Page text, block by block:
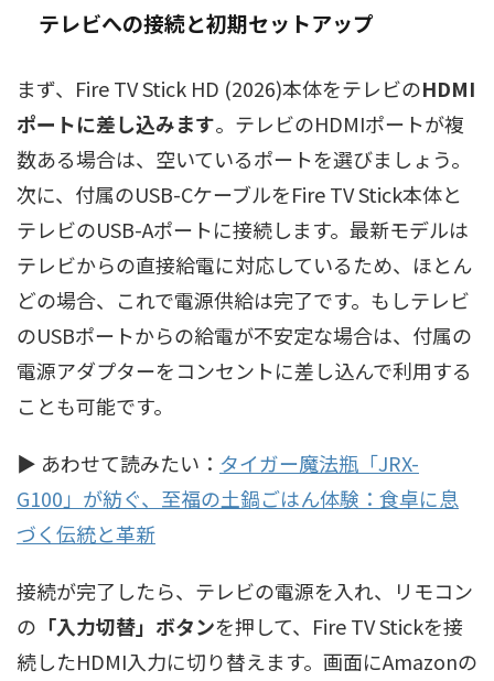
テレビへの接続と初期セットアップ
まず、Fire TV Stick HD (2026)本体をテレビのHDMI
ポートに差し込みます。テレビのHDMIポートが複
数ある場合は、空いているポートを選びましょう。
次に、付属のUSB-CケーブルをFire TV Stick本体と
テレビのUSB-Aポートに接続します。最新モデルは
テレビからの直接給電に対応しているため、ほとん
どの場合、これで電源供給は完了です。もしテレビ
のUSBポートからの給電が不安定な場合は、付属の
電源アダプターをコンセントに差し込んで利用する
ことも可能です。
▶ あわせて読みたい： タイガー魔法瓶「JRX-
G100」が紡ぐ、至福の土鍋ごはん体験：食卓に息
づく伝統と革新
接続が完了したら、テレビの電源を入れ、リモコン
の 「入力切替」ボタンを押して、Fire TV Stickを接
続したHDMI入力に切り替えます。画面にAmazonの